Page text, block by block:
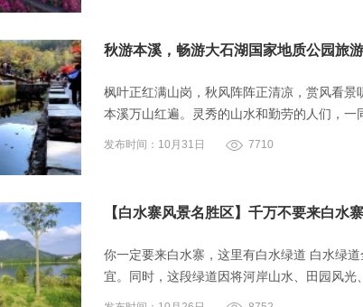
秋游本溪，畅游大石湖国家地质公园旅
枫叶正红满山岗，秋风阵阵正清凉，赏风看
本溪万山红遍。灵秀的山水和勤劳的人们，
发布时间：10月31日 7710
【白水寨风景名胜区】千万不要来白水
你一定要来白水寨，这里有白水绿道 白水绿
宜。同时，这段绿道因将河岸山水、田园风光